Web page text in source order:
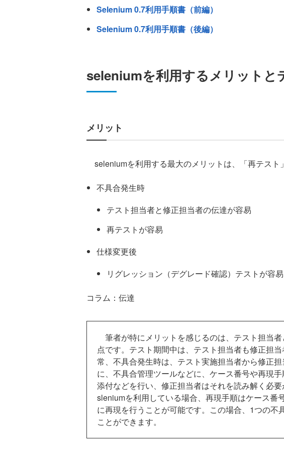
Selenium 0.7利用手順書（前編）
Selenium 0.7利用手順書（後編）
seleniumを利用するメリットと
メリット
seleniumを利用する最大のメリットは、「再テスト
不具合発生時
テスト担当者と修正担当者の伝達が容易
再テストが容易
仕様変更後
リグレッション（デグレード確認）テストが容易
コラム：伝達
筆者が特にメリットを感じるのは、テスト担当
点です。テスト期間中は、テスト担当者も修正担
常、不具合発生時は、テスト実施担当者から修正
に、不具合管理ツールなどに、ケース番号や再現
添付などを行い、修正担当者はそれを読み解く必要
sleniumを利用している場合、再現手順はケース番
に再現を行うことが可能です。この場合、1つの不
ことができます。